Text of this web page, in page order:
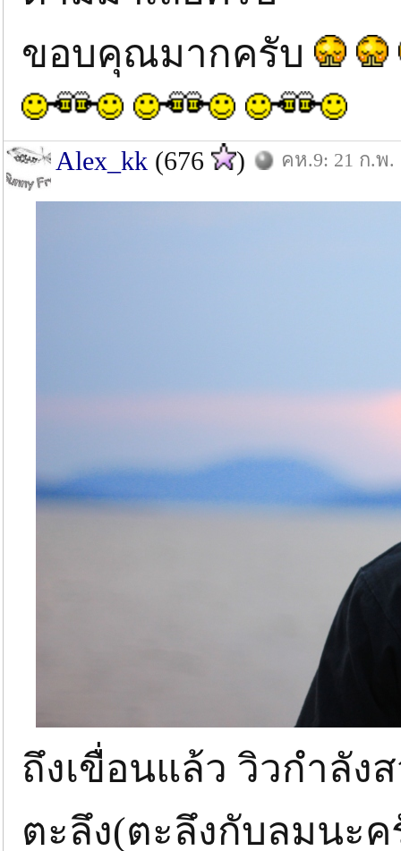
ขอบคุณมากครับ
Alex_kk (676 ) คห.9: 21 ก.พ.
ถึงเขื่อนแล้ว วิวกำลัง
ตะลึง(ตะลึงกับลมนะค